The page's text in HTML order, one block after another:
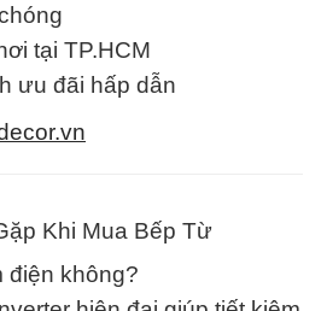
tại TP.HCM
ưu đãi hấp dẫn
Khi Mua Bếp Từ
điện không?